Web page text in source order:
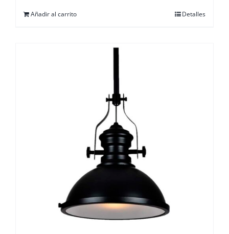
Añadir al carrito Detalles